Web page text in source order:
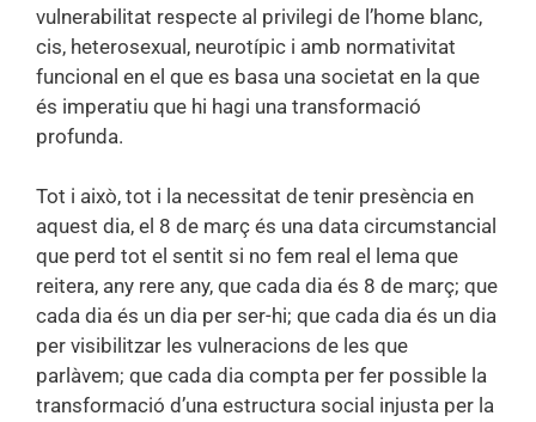
vulnerabilitat respecte al privilegi de l’home blanc,
cis, heterosexual, neurotípic i amb normativitat
funcional en el que es basa una societat en la que
és imperatiu que hi hagi una transformació
profunda.
Tot i això, tot i la necessitat de tenir presència en
aquest dia, el 8 de març és una data circumstancial
que perd tot el sentit si no fem real el lema que
reitera, any rere any, que cada dia és 8 de març; que
cada dia és un dia per ser-hi; que cada dia és un dia
per visibilitzar les vulneracions de les que
parlàvem; que cada dia compta per fer possible la
transformació d’una estructura social injusta per la